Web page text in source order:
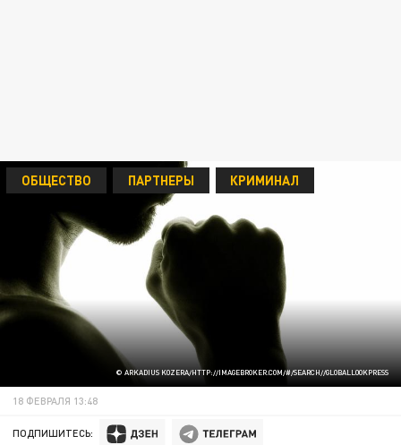
© ARKADIUS KOZERA/HTTP://IMAGEBROKER.COM/#/SEARCH//GLOBALLOOKPRESS
ОБЩЕСТВО ПАРТНЕРЫ КРИМИНАЛ
18 ФЕВРАЛЯ 13:48
ПОДПИШИТЕСЬ: